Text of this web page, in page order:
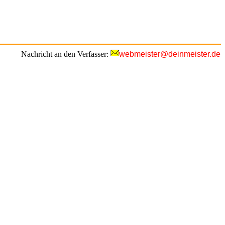
Nachricht an den Verfasser: webmeister@deinmeister.de